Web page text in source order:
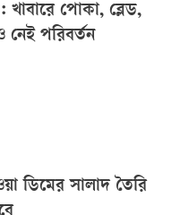
খাবারে পোকা, ব্লেড,
পরিবর্তন
ডিমের সালাদ তৈরি